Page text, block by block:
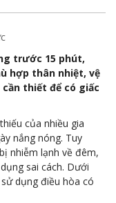
trước 15 phút,
hợp thân nhiệt, vệ
thiết để có giấc
của nhiều gia
nắng nóng. Tuy
nhiễm lạnh về đêm,
sai cách. Dưới
dụng điều hòa có